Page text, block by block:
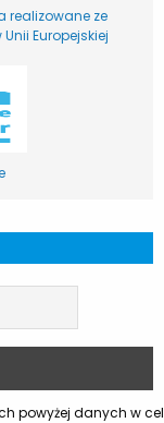
realizowane ze
Europejskiej
powyżej danych w